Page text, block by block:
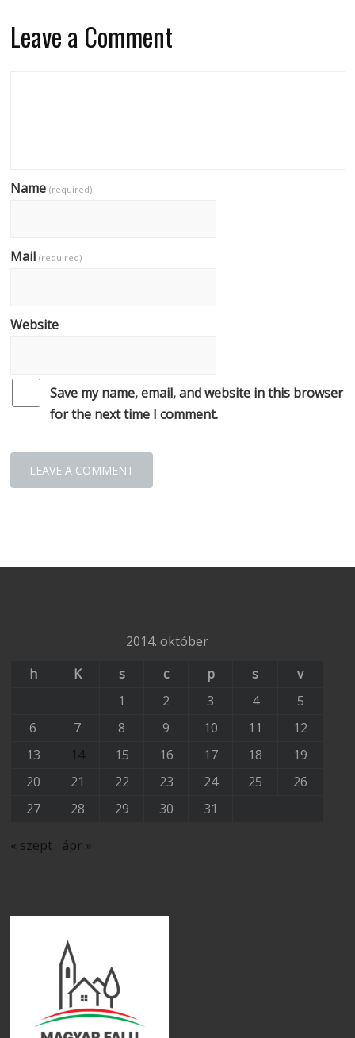
Leave a Comment
Name(required)
Mail(required)
Website
Save my name, email, and website in this browser
for the next time I comment.
2014. október
h
K s c p s
v
1
2 3 4
5
6
7 8 9 10 11
12
13
14 15 16 17 18
19
20
21 22 23 24 25
26
27
28 29 30 31
« szept ápr »